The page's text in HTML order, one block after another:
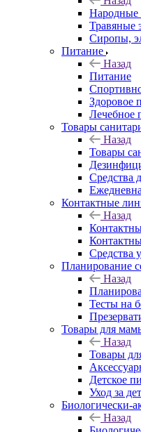
Народные
Травяные
Сиропы,
Питание
Назад
Питание
Здоровое
Лечебное
Товары
Назад
Товары
Средства
Контактные
Назад
Средства
Планирование
Назад
Тесты на
Товары для
Назад
Товары
Детское
Уход за
Биологически-
Назад